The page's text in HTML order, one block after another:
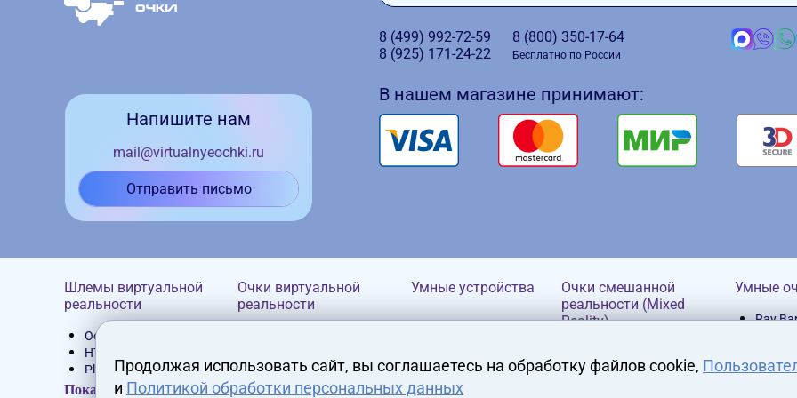
Напишите нам
mail@virtualnyeochki.ru
Отправить письмо
8 (499) 992-72-59
8 (925) 171-24-22
8 (800) 350-17-64
Бесплатно по России
В нашем магазине принимают:
Шлемы виртуальной
реальности
Oculus Rift
HTC Vive
PlayStation VR
Устройства Pimax
Очки виртуальной
реальности
VR Box
Bobovr
Умные устройства
Очки смешанной
реальности (Mixed
Reality)
Умные
Ray
Показать все
Продолжая использовать сайт, вы соглашаетесь на обработку файлов cookie,
и Политикой обработки персональных данных